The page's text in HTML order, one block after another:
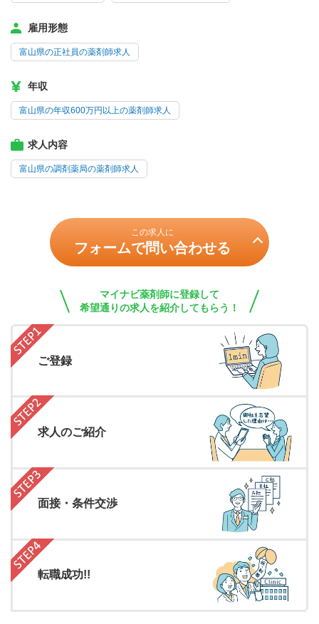
雇用形態
富山県の正社員の薬剤師求人
年収
富山県の年収600万円以上の薬剤師求人
求人内容
富山県の調剤薬局の薬剤師求人
この求人に
フォームで問い合わせる
マイナビ薬剤師に登録して
希望通りの求人を紹介してもらう！
ご登録
求人のご紹介
面接・条件交渉
転職成功!!